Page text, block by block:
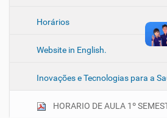
Horários
Website in English.
Inovações e Tecnologias para a
HORARIO DE AULA 1º